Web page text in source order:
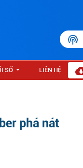
SỐ LIÊN HỆ
phá nát